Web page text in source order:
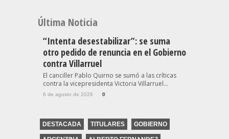
Última Noticia
“Intenta desestabilizar”: se suma
otro pedido de renuncia en el Gobierno
contra Villarruel
El canciller Pablo Quirno se sumó a las críticas
contra la vicepresidenta Victoria Villarruel...
6 de agosto de 2026 0
DESTACADA TITULARES GOBIERNO